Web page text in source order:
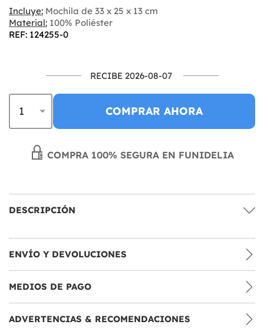
Incluye: Mochila de 33 x 25 x 13 cm
Material: 100% Poliéster
REF: 124255-0
RECIBE 2026-08-07
COMPRAR AHORA
COMPRA 100% SEGURA EN FUNIDELIA
DESCRIPCIÓN
ENVÍO Y DEVOLUCIONES
MEDIOS DE PAGO
ADVERTENCIAS & RECOMENDACIONES